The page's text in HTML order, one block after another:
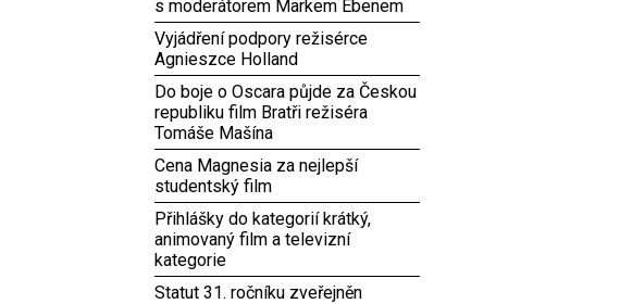
s moderátorem Markem Ebenem
Vyjádření podpory režisérce
Agnieszce Holland
Do boje o Oscara půjde za Českou
republiku film Bratři režiséra
Tomáše Mašína
Cena Magnesia za nejlepší
studentský film
Přihlášky do kategorií krátký,
animovaný film a televizní
kategorie
Statut 31. ročníku zveřejněn